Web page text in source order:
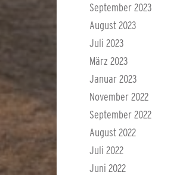
September 2023
August 2023
Juli 2023
März 2023
Januar 2023
November 2022
September 2022
August 2022
Juli 2022
Juni 2022